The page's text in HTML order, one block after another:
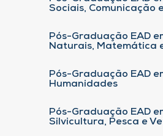
Sociais, Comunicação
Pós-Graduação EAD
Naturais, Matemática
Pós-Graduação EAD
Humanidades
Pós-Graduação EAD
Silvicultura, Pesca e